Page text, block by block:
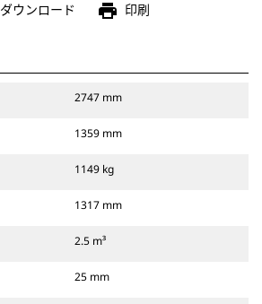
ダウンロード print 印刷
2747 mm
1359 mm
1149 kg
1317 mm
2.5 m³
25 mm